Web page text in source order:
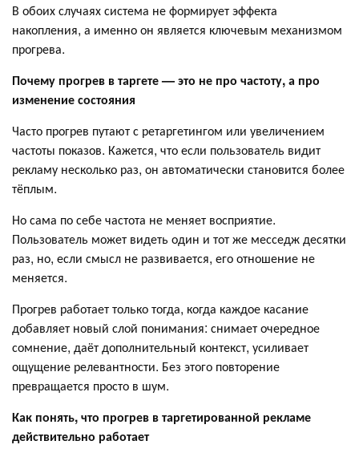
В обоих случаях система не формирует эффекта
накопления, а именно он является ключевым механизмом
прогрева.
Почему прогрев в таргете — это не про частоту, а про
изменение состояния
Часто прогрев путают с ретаргетингом или увеличением
частоты показов. Кажется, что если пользователь видит
рекламу несколько раз, он автоматически становится более
тёплым.
Но сама по себе частота не меняет восприятие.
Пользователь может видеть один и тот же месседж десятки
раз, но, если смысл не развивается, его отношение не
меняется.
Прогрев работает только тогда, когда каждое касание
добавляет новый слой понимания: снимает очередное
сомнение, даёт дополнительный контекст, усиливает
ощущение релевантности. Без этого повторение
превращается просто в шум.
Как понять, что прогрев в таргетированной рекламе
действительно работает